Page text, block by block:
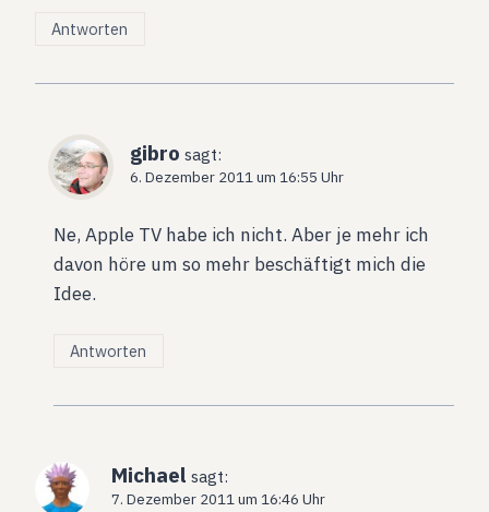
Antworten
gibro sagt:
6. Dezember 2011 um 16:55 Uhr
Ne, Apple TV habe ich nicht. Aber je mehr ich
davon höre um so mehr beschäftigt mich die
Idee.
Antworten
Michael sagt:
7. Dezember 2011 um 16:46 Uhr